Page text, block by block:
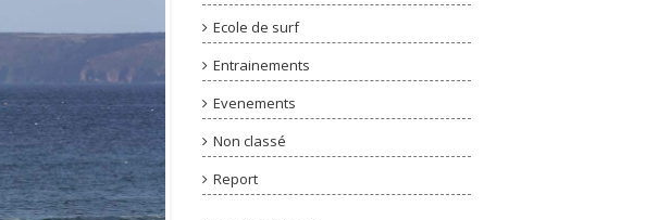
Ecole de surf
Entrainements
Evenements
Non classé
Report